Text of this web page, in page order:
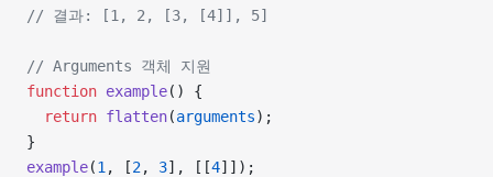
// 결과: [1, 2, [3, [4]], 5]
// Arguments 객체 지원
function example() {
  return
flatten(arguments);
}
example(1 , [2, 3], [[4]]);